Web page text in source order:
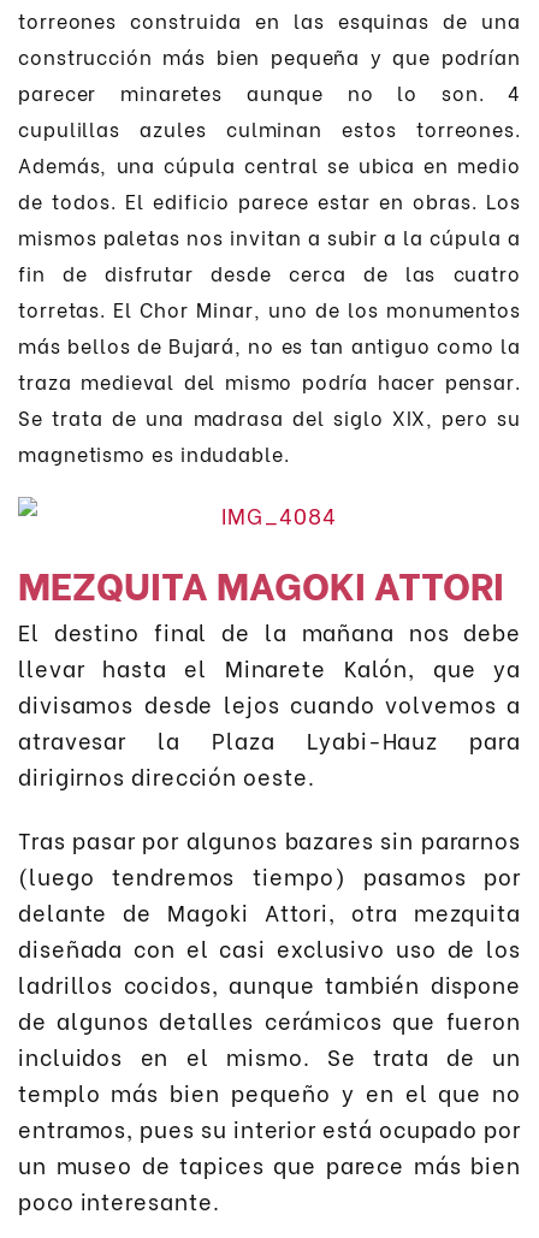
torreones construida en las esquinas de una
construcción más bien pequeña y que podrían
parecer minaretes aunque no lo son. 4
cupulillas azules culminan estos torreones.
Además, una cúpula central se ubica en medio
de todos. El edificio parece estar en obras. Los
mismos paletas nos invitan a subir a la cúpula a
fin de disfrutar desde cerca de las cuatro
torretas. El Chor Minar, uno de los monumentos
más bellos de Bujará, no es tan antiguo como la
traza medieval del mismo podría hacer pensar.
Se trata de una madrasa del siglo XIX, pero su
magnetismo es indudable.
MEZQUITA MAGOKI ATTORI
El destino final de la mañana nos debe
llevar hasta el Minarete Kalón, que ya
divisamos desde lejos cuando volvemos a
atravesar la Plaza Lyabi-Hauz para
dirigirnos dirección oeste.
Tras pasar por algunos bazares sin pararnos
(luego tendremos tiempo) pasamos por
delante de Magoki Attori, otra mezquita
diseñada con el casi exclusivo uso de los
ladrillos cocidos, aunque también dispone
de algunos detalles cerámicos que fueron
incluidos en el mismo. Se trata de un
templo más bien pequeño y en el que no
entramos, pues su interior está ocupado por
un museo de tapices que parece más bien
poco interesante.